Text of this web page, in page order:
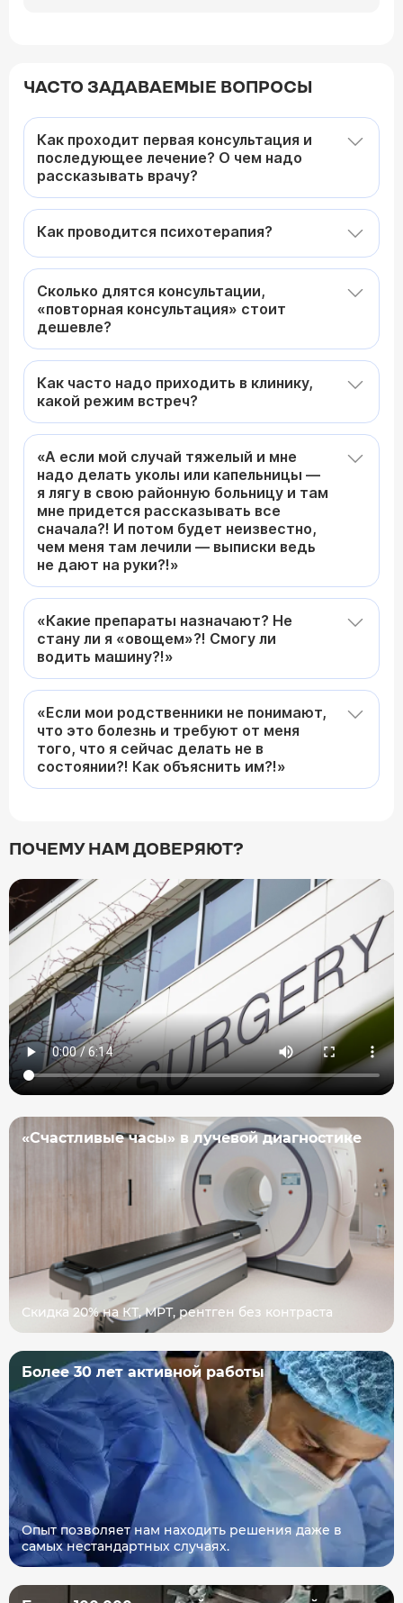
ЧАСТО ЗАДАВАЕМЫЕ ВОПРОСЫ
Как проходит первая консультация и
последующее лечение? О чем надо
рассказывать врачу?
Как проводится психотерапия?
Сколько длятся консультации,
«повторная консультация» стоит
дешевле?
Как часто надо приходить в клинику,
какой режим встреч?
«А если мой случай тяжелый и мне
надо делать уколы или капельницы —
я лягу в свою районную больницу и там
мне придется рассказывать все
сначала?! И потом будет неизвестно,
чем меня там лечили — выписки ведь
не дают на руки?!»
«Какие препараты назначают? Не
стану ли я «овощем»?! Смогу ли
водить машину?!»
«Если мои родственники не понимают,
что это болезнь и требуют от меня
того, что я сейчас делать не в
состоянии?! Как объяснить им?!»
ПОЧЕМУ НАМ ДОВЕРЯЮТ?
«Счастливые часы» в лучевой диагностике
Скидка 20% на КТ, МРТ, рентген без контраста
Более 30 лет активной работы
Опыт позволяет нам находить решения даже в
самых нестандартных случаях.